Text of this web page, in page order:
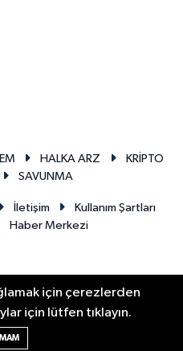
HALKA ARZ
KRİPTO
SAVUNMA
İletişim
Kullanım Şartları
Haber Merkezi
© 2026. Her hakkı saklıdır.
için çerezlerden
için lütfen tıklayın.